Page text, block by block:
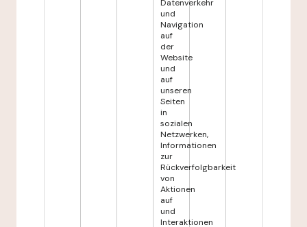
Datenverkehr
und
Navigation
auf
der
Website
und
auf
unseren
Seiten
in
sozialen
Netzwerken,
Informationen
zur
Rückverfolgbarkeit
von
Aktionen
auf
und
Interaktionen